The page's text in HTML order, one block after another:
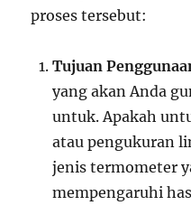
proses tersebut:
Tujuan
yang akan Anda
untuk. Apakah
atau pengukuran
jenis termometer
mempengaruhi